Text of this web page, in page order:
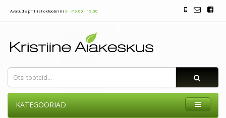
Avatud aprillist oktoobrini E - P 9.00 - 19.00
KATEGOORIAD